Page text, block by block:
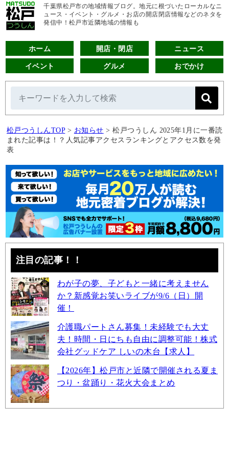
千葉県松戸市の地域情報ブログ。地元に根づいたローカルなニ
ュース・イベント・グルメ・お店の開店閉店情報などのネタを
発信中！松戸市近隣地域の情報も
ホーム 開店・閉店 ニュース
イベント グルメ おでかけ
松戸つうしんTOP > お知らせ > 松戸つうしん 2025年1月に一番読
まれた記事は！？人気記事アクセスランキングとアクセス数を発
表
注目の記事！！
わが子の夢、子どもと一緒に考えません
か？新感覚お笑いライブが9/6（日）開
催！
介護職パートさん募集！未経験でも大丈
夫！時間・日にちも自由に調整可能！株式
会社グッドケア しいの木台【求人】
【2026年】松戸市と近隣で開催される夏ま
つり・盆踊り・花火大会まとめ